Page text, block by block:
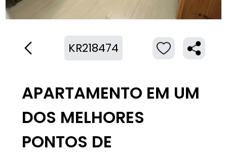
KR218474
APARTAMENTO EM UM
DOS MELHORES
PONTOS DE